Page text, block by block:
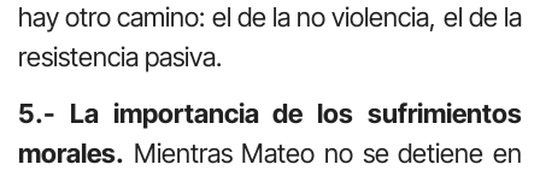
hay otro camino: el de la no violencia, el de la
resistencia pasiva.
5.- La importancia de los sufrimientos
morales. Mientras Mateo no se detiene en